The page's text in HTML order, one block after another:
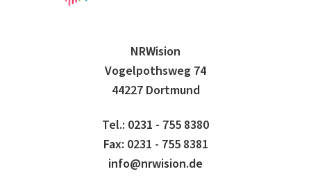
NRWision
Vogelpothsweg 74
44227 Dortmund
Tel.: 0231 - 755 8380
Fax: 0231 - 755 8381
info@nrwision.de